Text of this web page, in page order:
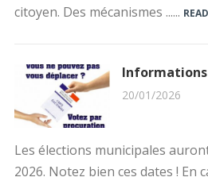
citoyen. Des mécanismes ......
20/01/2026
Les élections municipales
2026. Notez bien ces dates ! En